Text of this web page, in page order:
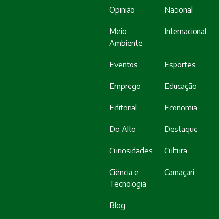
Opinião Nacional
Meio
Ambiente
Internacional
Eventos Esportes
Emprego Educação
Editorial Economia
Do Alto Destaque
Curiosidades Cultura
Ciência e
Tecnologia
Camaçari
Blog